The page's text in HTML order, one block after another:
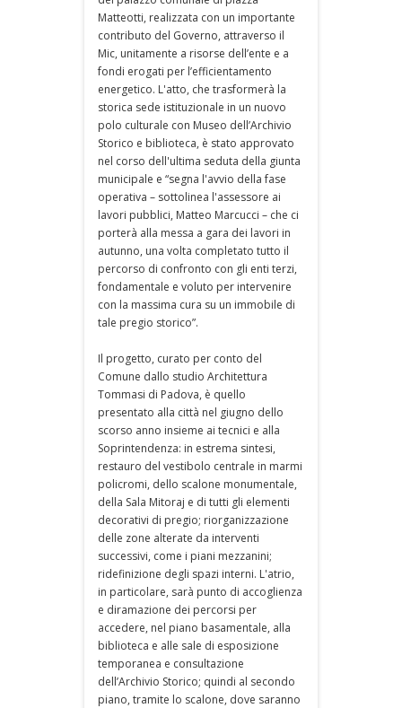
Matteotti, realizzata con un importante
contributo del Governo, attraverso il
Mic, unitamente a risorse dell’ente e a
fondi erogati per l’efficientamento
energetico. L'atto, che trasformerà la
storica sede istituzionale in un nuovo
polo culturale con Museo dell’Archivio
Storico e biblioteca, è stato approvato
nel corso dell'ultima seduta della giunta
municipale e “segna l'avvio della fase
operativa – sottolinea l'assessore ai
lavori pubblici, Matteo Marcucci – che ci
porterà alla messa a gara dei lavori in
autunno, una volta completato tutto il
percorso di confronto con gli enti terzi,
fondamentale e voluto per intervenire
con la massima cura su un immobile di
tale pregio storico”.
Il progetto, curato per conto del
Comune dallo studio Architettura
Tommasi di Padova, è quello
presentato alla città nel giugno dello
scorso anno insieme ai tecnici e alla
Soprintendenza: in estrema sintesi,
restauro del vestibolo centrale in marmi
policromi, dello scalone monumentale,
della Sala Mitoraj e di tutti gli elementi
decorativi di pregio; riorganizzazione
delle zone alterate da interventi
successivi, come i piani mezzanini;
ridefinizione degli spazi interni. L'atrio,
in particolare, sarà punto di accoglienza
e diramazione dei percorsi per
accedere, nel piano basamentale, alla
biblioteca e alle sale di esposizione
temporanea e consultazione
dell’Archivio Storico; quindi al secondo
piano, tramite lo scalone, dove saranno